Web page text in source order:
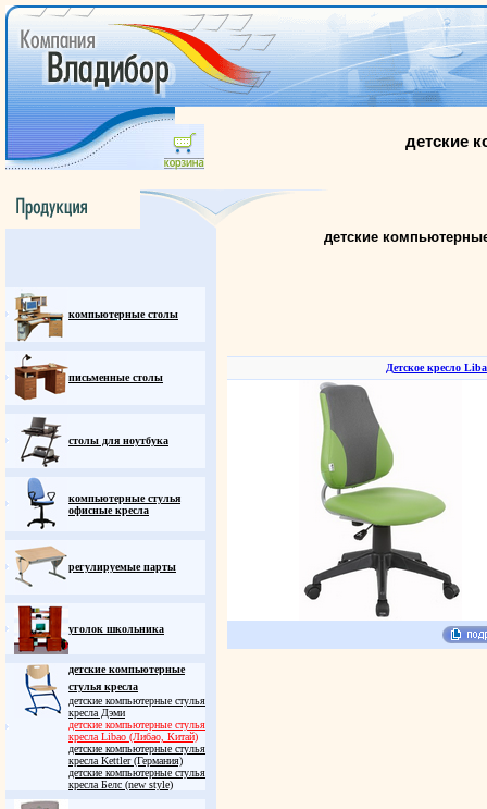
детские
компьютерные столы
письменные столы
столы для ноутбука
компьютерные стулья
офисные кресла
регулируемые парты
уголок школьника
детские компьютерные
стулья кресла
детские компьютерные стулья
кресла Дэми
детские компьютерные стулья
кресла Libao (Либао, Китай)
детские компьютерные стулья
кресла Kettler (Германия)
детские компьютерные стулья
кресла Белс (new style)
детские
Детское кресло